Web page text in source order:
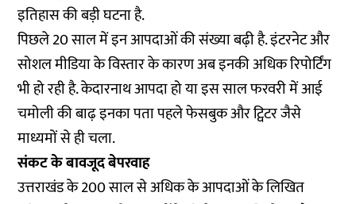
इतिहास की बड़ी घटना है.
पिछले 20 साल में इन आपदाओं की संख्या बढ़ी है. इंटरनेट और
सोशल मीडिया के विस्तार के कारण अब इनकी अधिक रिपोर्टिंग
भी हो रही है. केदारनाथ आपदा हो या इस साल फरवरी में आई
चमोली की बाढ़ इनका पता पहले फेसबुक और ट्विटर जैसे
माध्यमों से ही चला.
संकट के बावजूद बेपरवाह
उत्तराखंड के 200 साल से अधिक के आपदाओं के लिखित